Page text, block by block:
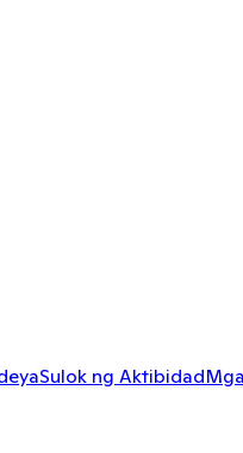
Sulok ng Aktibidad